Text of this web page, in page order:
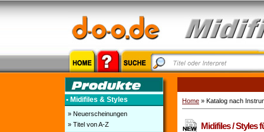
• Midifiles & Styles
» Neuerscheinungen
» Titel von A-Z
Home » Katalog nach
Midifiles / Styles